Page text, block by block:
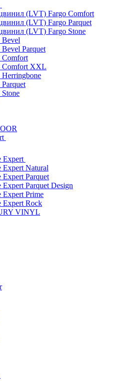
(LVT) Fargo Comfort
(LVT) Fargo Parquet
(LVT) Fargo Stone
Bevel
Bevel Parquet
Comfort
Comfort XXL
Herringbone
Stone
Expert
Expert Natural
Expert Parquet
Expert Parquet Design
Expert Prime
Expert Rock
VINYL